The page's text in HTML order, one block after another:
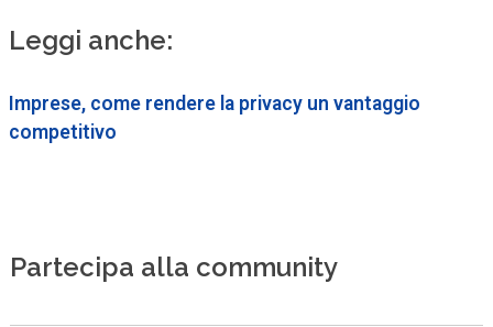
Leggi anche:
Imprese, come rendere la privacy un vantaggio
competitivo
Partecipa alla community